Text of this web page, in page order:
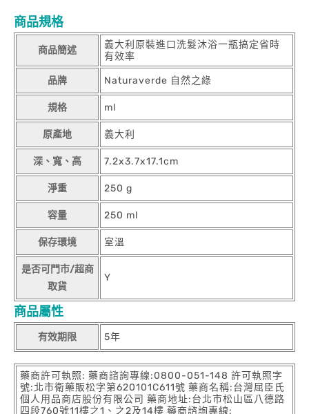
商品規格
商品簡述
義大利原裝進口洗髮沐浴一瓶搞定省時
有效率
品牌 Naturaverde 自然之綠
規格 ml
原產地 義大利
深、寬、高 7.2x3.7x17.1cm
淨重 250 g
容量 250 ml
保存環境 室溫
是否可門市/超商
取貨
Y
商品屬性
有效期限 5年
藥商許可執照: 藥商諮詢專線:0800-051-148 許可執照字
號:北市衛藥販松字第620101C611號 藥商名稱:台灣屈臣氏
個人用品商店股份有限公司 藥商地址:台北市松山區八德路
四段760號11樓之1、之2及14樓 藥商諮詢專線: